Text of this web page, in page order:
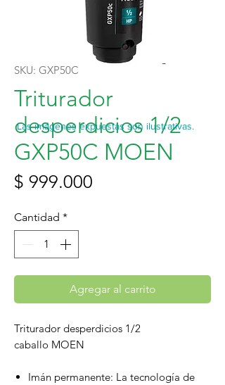
SKU: GXP50C
Triturador
desperdicios 1/2
GXP50C MOEN
$ 999.000
Cantidad *
Agregar al carrito
Triturador desperdicios 1/2
caballo MOEN
Imán permanente: La tecnología de
Las imágenes expuestas son ilustrativas.